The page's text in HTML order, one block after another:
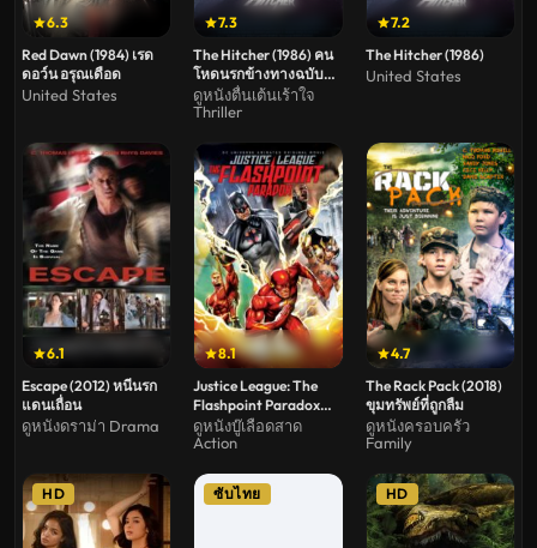
6.3
Red Dawn (1984) เรด
ดอว์น อรุณเดือด
United States
7.3
The Hitcher (1986) คน
โหดนรกข้างทางฉบับ
แรก
ดูหนังตื่นเต้นเร้าใจ
Thriller
7.2
The Hitcher (1986)
United States
6.1
Escape (2012) หนีนรก
แดนเถื่อน
ดูหนังดราม่า Drama
8.1
Justice League: The
Flashpoint Paradox
(2013) จัสติซ ลีก จุด
ชนวนสงครามยอด
ดูหนังบู๊เลือดสาด
Action
4.7
The Rack Pack (2018)
ขุมทรัพย์ที่ถูกลืม
ดูหนังครอบครัว
Family
HD ซับไทย HD